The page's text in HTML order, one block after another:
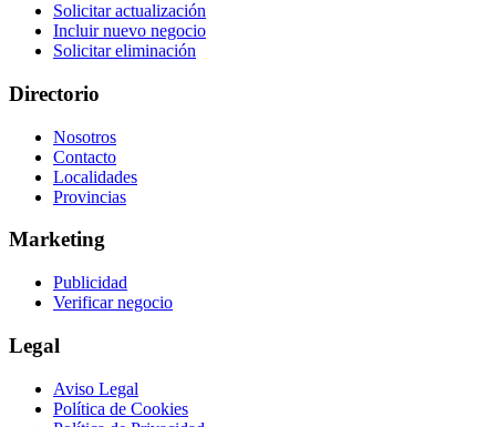
Solicitar actualización
Incluir nuevo negocio
Solicitar eliminación
Directorio
Nosotros
Contacto
Localidades
Provincias
Marketing
Publicidad
Verificar negocio
Legal
Aviso Legal
Política de Cookies